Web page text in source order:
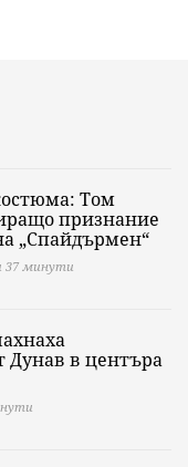
Том
признание
„Спайдърмен“
37 минути
Дунав в центъра